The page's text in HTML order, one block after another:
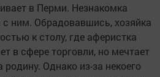
в Перми. Незнакомка
ним. Обрадовавшись, хозяйка
к столу, где аферистка
в сфере торговли, но мечтает
родину. Однако из-за некоего